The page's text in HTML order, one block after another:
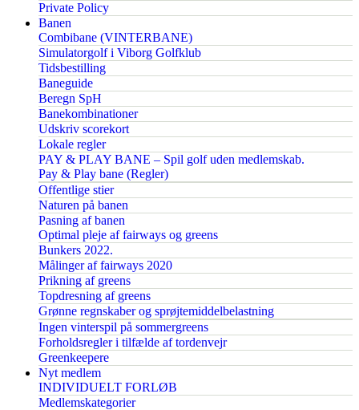
Private Policy
Banen
Combibane (VINTERBANE)
Simulatorgolf i Viborg Golfklub
Tidsbestilling
Baneguide
Beregn SpH
Banekombinationer
Udskriv scorekort
Lokale regler
PAY & PLAY BANE – Spil golf uden medlemskab.
Pay & Play bane (Regler)
Offentlige stier
Naturen på banen
Pasning af banen
Optimal pleje af fairways og greens
Bunkers 2022.
Målinger af fairways 2020
Prikning af greens
Topdresning af greens
Grønne regnskaber og sprøjtemiddelbelastning
Ingen vinterspil på sommergreens
Forholdsregler i tilfælde af tordenvejr
Greenkeepere
Nyt medlem
INDIVIDUELT FORLØB
Medlemskategorier